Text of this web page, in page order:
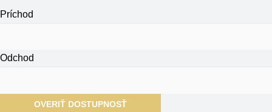
Príchod
Odchod
OVERIŤ DOSTUPNOSŤ